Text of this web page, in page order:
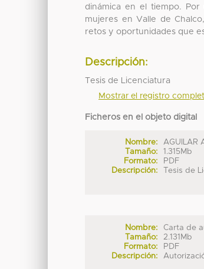
dinámica en el tiempo.
mujeres en Valle de
retos y oportunidades que
Descripción:
Tesis de Licenciatura
Mostrar el registro
Ficheros en el objeto digital
Nombre:
AGUILAR
Tamaño:
1.315Mb
Formato:
PDF
Descripción:
Tesis de
Nombre:
Carta de
Tamaño:
2.131Mb
Formato:
PDF
Descripción: